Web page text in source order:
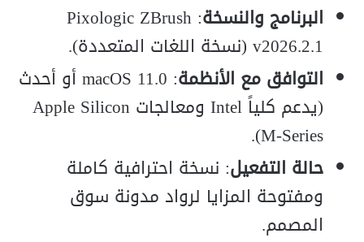
البرنامج والنسخة : Pixologic ZBrush
v2026.2.1 (نسخة اللغات المتعددة).
التوافق مع الأنظمة
: macOS 11.0 أو أحدث
(يدعم كلياً Intel ومعالجات Apple Silicon
M-Series).
حالة التفعيل: نسخة احترافية كاملة
ومفتوحة المزايا لرواد مدونة سوق
المصمم.